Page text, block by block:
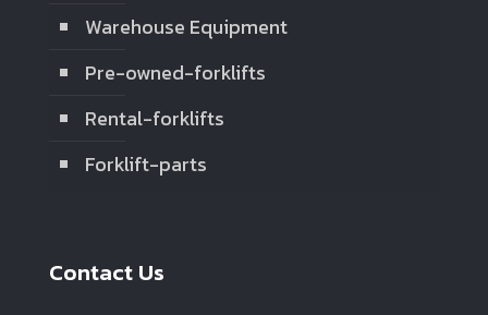
Warehouse Equipment
Pre-owned-forklifts
Rental-forklifts
Forklift-parts
Contact Us